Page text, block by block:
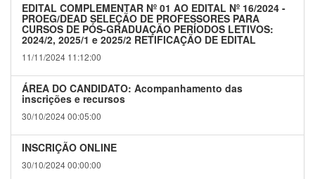
EDITAL COMPLEMENTAR Nº 01 AO EDITAL Nº 16/2024 -
PROEG/DEAD SELEÇÃO DE PROFESSORES PARA
CURSOS DE PÓS-GRADUAÇÃO PERÍODOS LETIVOS:
2024/2, 2025/1 e 2025/2 RETIFICAÇÃO DE EDITAL
11/11/2024 11:12:00
ÁREA DO CANDIDATO: Acompanhamento das
inscrições e recursos
30/10/2024 00:05:00
INSCRIÇÃO ONLINE
30/10/2024 00:00:00